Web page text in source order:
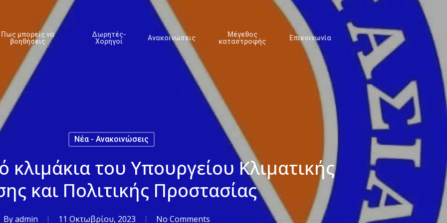
Πως μπορείς να
βοηθήσεις
Δωρητές-
Χορηγοί
Ανακοινώσεις
Μέγεθος
καταστροφής
Επικοινωνία
Νέα - Ανακοινώσεις
κλιμάκια του Υπουργείου Κλιματικής
και Πολιτικής Προστασίας
Byadmin 11 Οκτωβρίου, 2023 No Comments